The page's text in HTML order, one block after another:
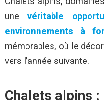
unevéritable
environnements à
mémorables, où le
vers l’année suivante.
Chalets alpins